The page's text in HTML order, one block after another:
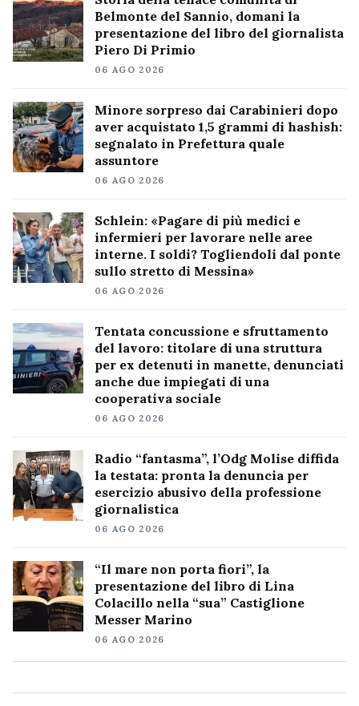
Belmonte del Sannio, domani la
presentazione del libro del giornalista
Piero Di Primio
06 AGO 2026
Minore sorpreso dai Carabinieri dopo
aver acquistato 1,5 grammi di hashish:
segnalato in Prefettura quale
assuntore
06 AGO 2026
Schlein: «Pagare di più medici e
infermieri per lavorare nelle aree
interne. I soldi? Togliendoli dal ponte
sullo stretto di Messina»
06 AGO 2026
Tentata concussione e sfruttamento
del lavoro: titolare di una struttura
per ex detenuti in manette, denunciati
anche due impiegati di una
cooperativa sociale
06 AGO 2026
Radio “fantasma”, l’Odg Molise diffida
la testata: pronta la denuncia per
esercizio abusivo della professione
giornalistica
06 AGO 2026
“Il mare non porta fiori”, la
presentazione del libro di Lina
Colacillo nella “sua” Castiglione
Messer Marino
06 AGO 2026